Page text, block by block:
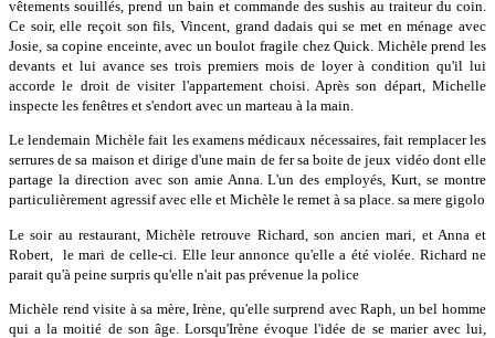
vêtements souillés, prend un bain et commande des sushis au traiteur du coin.
Ce soir, elle reçoit son fils, Vincent, grand dadais qui se met en ménage avec
Josie, sa copine enceinte, avec un boulot fragile chez Quick. Michèle prend les
devants et lui avance ses trois premiers mois de loyer à condition qu'il lui
accorde le droit de visiter l'appartement choisi. Après son départ, Michelle
inspecte les fenêtres et s'endort avec un marteau à la main.
Le lendemain Michèle fait les examens médicaux nécessaires, fait remplacer les
serrures de sa maison et dirige d'une main de fer sa boite de jeux vidéo dont elle
partage la direction avec son amie Anna. L'un des employés, Kurt, se montre
particulièrement agressif avec elle et Michèle le remet à sa place. sa mere gigolo
Le soir au restaurant, Michèle retrouve Richard, son ancien mari, et Anna et
Robert, le mari de celle-ci. Elle leur annonce qu'elle a été violée. Richard ne
parait qu'à peine surpris qu'elle n'ait pas prévenue la police
Michèle rend visite à sa mère, Irène, qu'elle surprend avec Raph, un bel homme
qui a la moitié de son âge. Lorsqu'Irène évoque l'idée de se marier avec lui,